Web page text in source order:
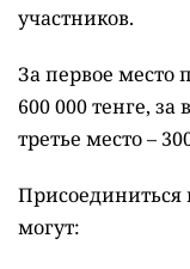
участников.
За первое место
600 000 тенге, за
третье место –
могут: